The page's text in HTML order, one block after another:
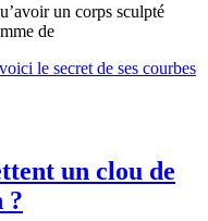
un corps sculpté
de
le secret de ses courbes
un clou de
?